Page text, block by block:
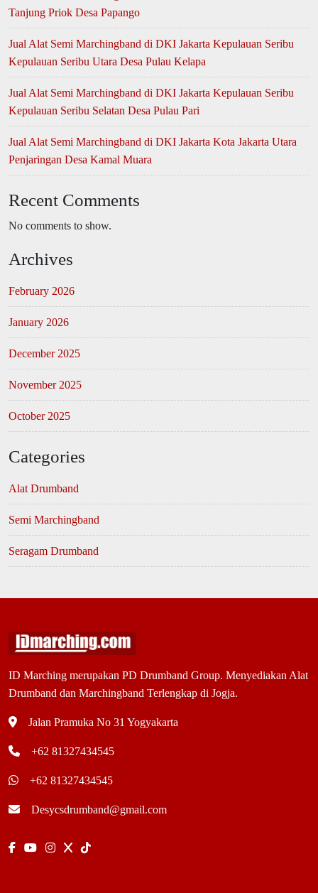
Tanjung Priok Desa Papango
Jual Alat Semi Marchingband di DKI Jakarta Kepulauan Seribu
Kepulauan Seribu Utara Desa Pulau Kelapa
Jual Alat Semi Marchingband di DKI Jakarta Kepulauan Seribu
Kepulauan Seribu Selatan Desa Pulau Pari
Jual Alat Semi Marchingband di DKI Jakarta Kota Jakarta Utara
Penjaringan Desa Kamal Muara
Recent Comments
No comments to show.
Archives
February 2026
January 2026
December 2025
November 2025
October 2025
Categories
Alat Drumband
Semi Marchingband
Seragam Drumband
ID Marching merupakan PD Drumband Group. Menyediakan Alat
Drumband dan Marchingband Terlengkap di Jogja.
Jalan Pramuka No 31 Yogyakarta
+62 81327434545
+62 81327434545
Desycsdrumband@gmail.com